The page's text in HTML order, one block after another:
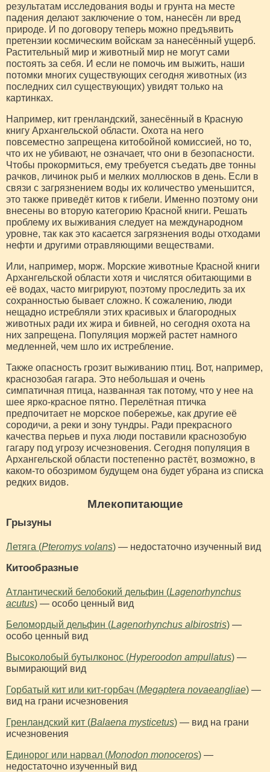
результатам исследования воды и грунта на месте
падения делают заключение о том, нанесён ли вред
природе. И по договору теперь можно предъявить
претензии космическим войскам за нанесённый ущерб.
Растительный мир и животный мир не могут сами
постоять за себя. И если не помочь им выжить, наши
потомки многих существующих сегодня животных (из
последних сил существующих) увидят только на
картинках.
Например, кит гренландский, занесённый в Красную
книгу Архангельской области. Охота на него
повсеместно запрещена китобойной комиссией, но то,
что их не убивают, не означает, что они в безопасности.
Чтобы прокормиться, ему требуется съедать две тонны
рачков, личинок рыб и мелких моллюсков в день. Если в
связи с загрязнением воды их количество уменьшится,
это также приведёт китов к гибели. Именно поэтому они
внесены во вторую категорию Красной книги. Решать
проблему их выживания следует на международном
уровне, так как это касается загрязнения воды отходами
нефти и другими отравляющими веществами.
Или, например, морж. Морские животные Красной книги
Архангельской области хотя и числятся обитающими в
её водах, часто мигрируют, поэтому проследить за их
сохранностью бывает сложно. К сожалению, люди
нещадно истребляли этих красивых и благородных
животных ради их жира и бивней, но сегодня охота на
них запрещена. Популяция моржей растет намного
медленней, чем шло их истребление.
Также опасность грозит выживанию птиц. Вот, например,
краснозобая гагара. Это небольшая и очень
симпатичная птица, названная так потому, что у нее на
шее ярко-красное пятно. Перелётная птичка
предпочитает не морское побережье, как другие её
сородичи, а реки и зону тундры. Ради прекрасного
качества перьев и пуха люди поставили краснозобую
гагару под угрозу исчезновения. Сегодня популяция в
Архангельской области постепенно растёт, возможно, в
каком-то обозримом будущем она будет убрана из списка
редких видов.
Млекопитающие
Грызуны
Летяга (Pteromys volans) — недостаточно изученный вид
Китообразные
Атлантический белобокий дельфин (Lagenorhynchus
acutus) — особо ценный вид
Беломордый дельфин (Lagenorhynchus albirostris) —
особо ценный вид
Высоколобый бутылконос (Hyperoodon ampullatus) —
вымирающий вид
Горбатый кит или кит-горбач (Megaptera novaeangliae) —
вид на грани исчезновения
Гренландский кит (Balaena mysticetus) — вид на грани
исчезновения
Единорог или нарвал (Monodon monoceros) —
недостаточно изученный вид